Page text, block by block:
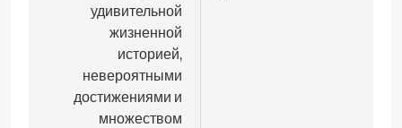
удивительной
жизненной
историей,
невероятными
достижениями и
множеством